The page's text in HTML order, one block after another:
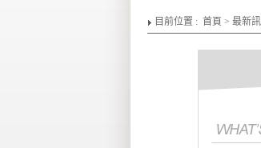
目前位置 : 首頁 > 最新